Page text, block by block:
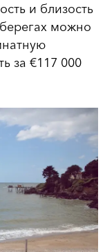
и близость
можно
за €117 000